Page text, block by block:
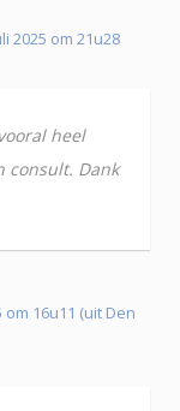
2025 om 21u28
heel
consult. Dank
16u11 (uit Den